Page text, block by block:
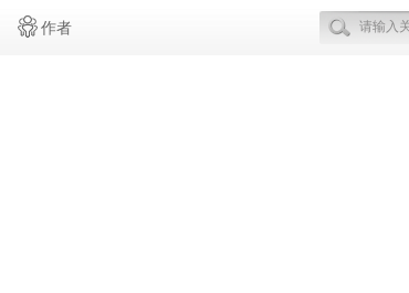
作者